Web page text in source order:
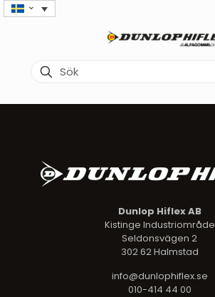
Dunlop Hiflex AB
Kistinge Industriområde
Seldonsvägen 2
302 62 Halmstad
info@dunlophiflex.se
010-414 44 00